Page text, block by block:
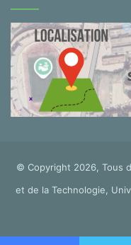
© Copyright 2026, Tous
et de la Technologie,